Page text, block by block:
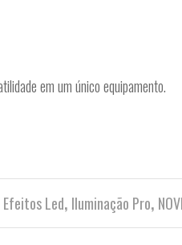
em um único equipamento.
Efeitos Led, Iluminação Pro,